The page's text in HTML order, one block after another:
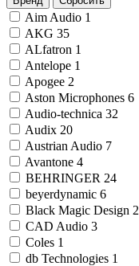
Aim Audio 1
AKG 35
ALfatron 1
Antelope 1
Apogee 2
Aston Microphones 6
Audio-technica 32
Audix 20
Austrian Audio 7
Avantone 4
BEHRINGER 24
beyerdynamic 6
Black Magic Design 2
CAD Audio 3
Coles 1
db Technologies 1